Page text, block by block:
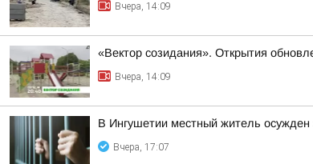
Вчера, 14:09
«Вектор созидания». Открытия
Вчера, 14:09
В Ингушетии местный житель
Вчера, 17:07